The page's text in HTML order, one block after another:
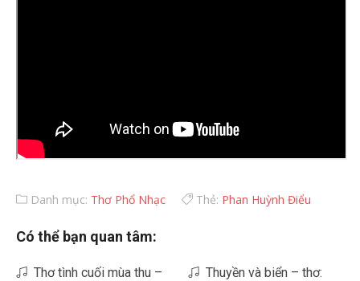
Danh mục: Thơ Phổ Nhạc Thẻ: Phan Huỳnh Điểu
Có thể bạn quan tâm:
Thơ tình cuối mùa thu – Thuyền và biển – thơ: